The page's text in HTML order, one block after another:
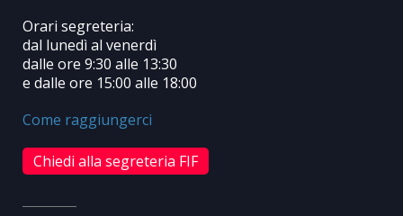
Orari segreteria:
dal lunedì al venerdì
dalle ore 9:30 alle 13:30
e dalle ore 15:00 alle 18:00
Come raggiungerci
Chiedi alla segreteria FIF